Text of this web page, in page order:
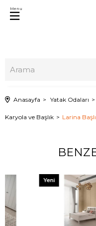
Menu
Anasayfa Yatak Odaları
Karyola ve Başlık Larina